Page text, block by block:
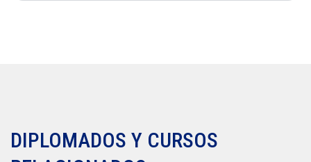
DIPLOMADOS Y CURSOS